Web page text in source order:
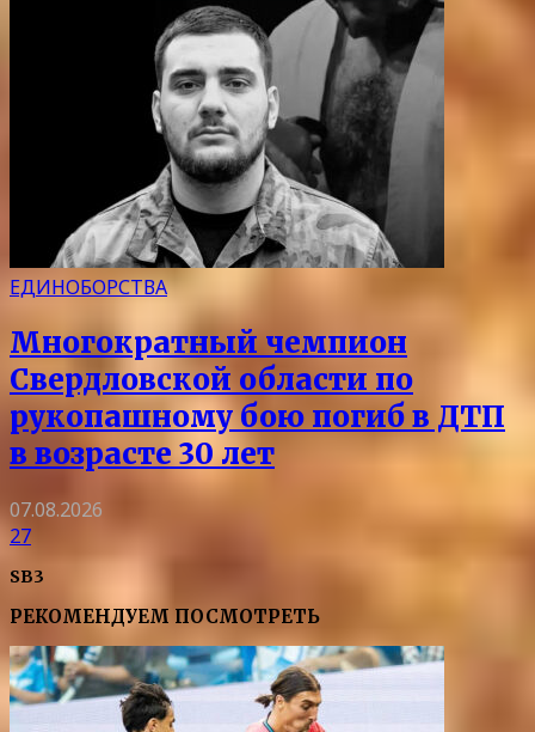
ЕДИНОБОРСТВА
Многократный чемпион
Свердловской области по
рукопашному бою погиб в ДТП
в возрасте 30 лет
07.08.2026
27
SB3
РЕКОМЕНДУЕМ ПОСМОТРЕТЬ